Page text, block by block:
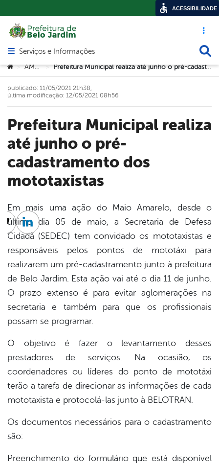
Acesso
Abrir menu principal de navegação
Serviços e Informações
Você está aqui:
> AMTT > Prefeitura Municipal realiza até junho o pré-cadastramento dos mototaxistas
Prefeitura Municipal realiza
até junho o pré-
cadastramento dos
mototaxistas
publicado: 11/05/2021 21h38,
última modificação: 12/05/2021 08h56
Em mais uma ação do Maio Amarelo, desde o
último dia 05 de maio, a Secretaria de Defesa
Cidadã (SEDEC) tem convidado os mototaxistas e
responsáveis pelos pontos de mototáxi para
realizarem um pré-cadastramento junto à prefeitura
de Belo Jardim. Esta ação vai até o dia 11 de junho.
O prazo extenso é para evitar aglomerações na
secretaria e também para que os profissionais
possam se programar.
O objetivo é fazer o levantamento desses
prestadores de serviços. Na ocasião, os
coordenadores ou líderes do ponto de mototáxi
terão a tarefa de direcionar as informações de cada
mototaxista e protocolá-las junto à BELOTRAN.
Os documentos necessários para o cadastramento
são:
Preenchimento do formulário que está disponível
Twitter
Linkedin
ACESSIBILIDADE